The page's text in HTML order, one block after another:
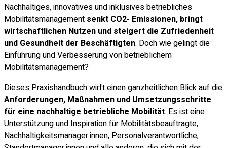
Nachhaltiges, innovatives und inklusives betriebliches
Mobilitätsmanagement senkt CO2- Emissionen, bringt
wirtschaftlichen Nutzen und steigert die Zufriedenheit
und Gesundheit der Beschäftigten. Doch wie gelingt die
Einführung und Verbesserung von betrieblichem
Mobilitätsmanagement?
Dieses Praxishandbuch wirft einen ganzheitlichen Blick auf die
Anforderungen, Maßnahmen und Umsetzungsschritte
für eine nachhaltige betriebliche Mobilität. Es ist eine
Unterstützung und Inspiration für Mobilitätsbeauftragte,
Nachhaltigkeitsmanager:innen, Personalverantwortliche,